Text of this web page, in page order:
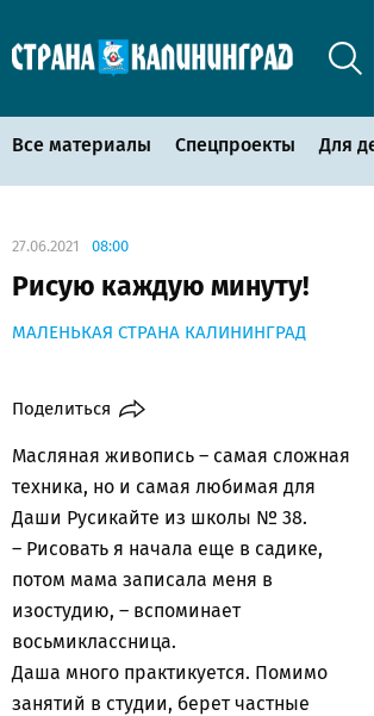
Все материалы Спецпроекты Для
27.06.2021 08:00
Рисую каждую минуту!
МАЛЕНЬКАЯ СТРАНА КАЛИНИНГРАД
Поделиться
Масляная живопись – самая сложная
техника, но и самая любимая для
Даши Русикайте из школы № 38.
– Рисовать я начала еще в садике,
потом мама записала меня в
изостудию, – вспоминает
восьмиклассница.
Даша много практикуется. Помимо
занятий в студии, берет частные